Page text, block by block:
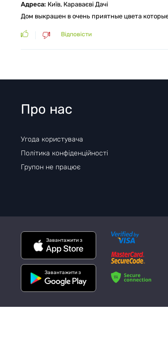
Адреса: Київ, Караваєві Дачі
Дом выкрашен в очень приятные цвета
Відповісти
Про нас
Угода користувача
Політика конфіденційності
Групон не працює
Завантажити з
Завантажити з